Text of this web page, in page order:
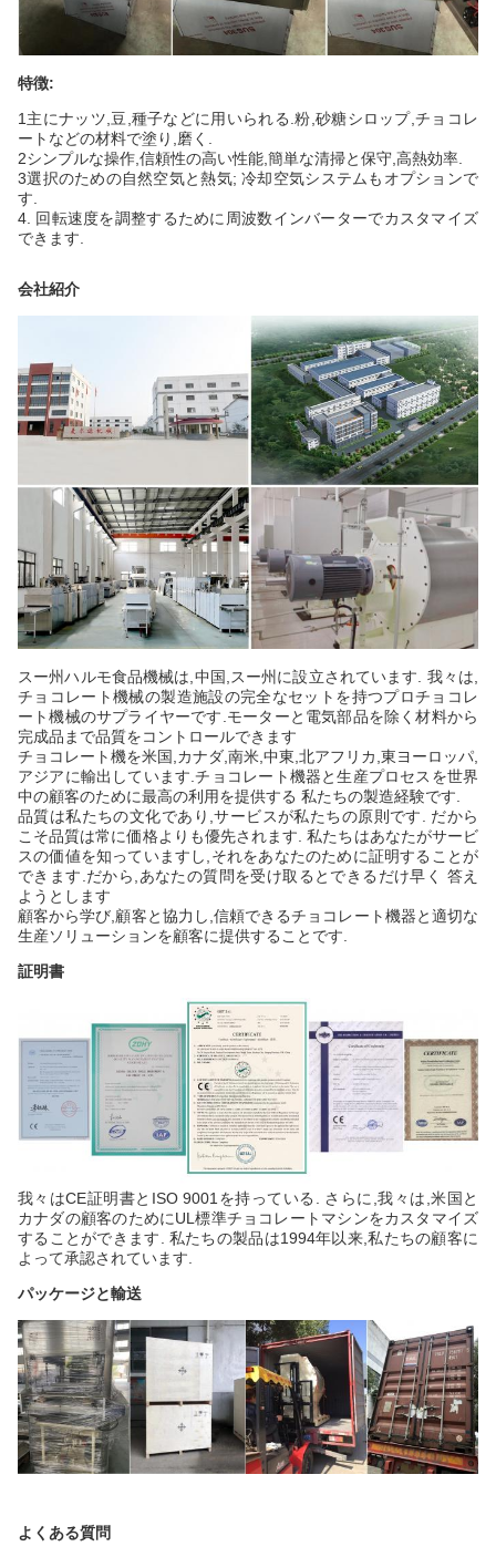
特徴:
1主にナッツ,豆,種子などに用いられる.粉,砂糖シロップ,チョコレ
ートなどの材料で塗り,磨く.
2シンプルな操作,信頼性の高い性能,簡単な清掃と保守,高熱効率.
3選択のための自然空気と熱気; 冷却空気システムもオプションで
す.
4. 回転速度を調整するために周波数インバーターでカスタマイズ
できます.
会社紹介
スー州ハルモ食品機械は,中国,スー州に設立されています. 我々は,
チョコレート機械の製造施設の完全なセットを持つプロチョコレ
ート機械のサプライヤーです.モーターと電気部品を除く材料から
完成品まで品質をコントロールできます
チョコレート機を米国,カナダ,南米,中東,北アフリカ,東ヨーロッパ,
アジアに輸出しています.チョコレート機器と生産プロセスを世界
中の顧客のために最高の利用を提供する 私たちの製造経験です.
品質は私たちの文化であり,サービスが私たちの原則です. だから
こそ品質は常に価格よりも優先されます. 私たちはあなたがサービ
スの価値を知っていますし,それをあなたのために証明することが
できます.だから,あなたの質問を受け取るとできるだけ早く 答え
ようとします
顧客から学び,顧客と協力し,信頼できるチョコレート機器と適切な
生産ソリューションを顧客に提供することです.
証明書
我々はCE証明書とISO 9001を持っている. さらに,我々は,米国と
カナダの顧客のためにUL標準チョコレートマシンをカスタマイズ
することができます. 私たちの製品は1994年以来,私たちの顧客に
よって承認されています.
パッケージと輸送
よくある質問